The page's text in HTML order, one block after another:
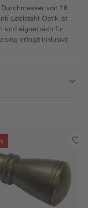
von 16
Edelstahl-Optik ist
und eignet sich für
erfolgt inklusive